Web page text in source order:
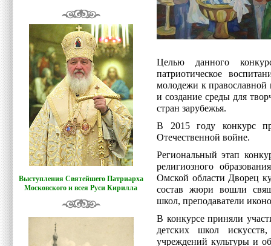
Выступления Святейшего Патриарха
Московского и всея Руси Кирилла
Целью данного
патриотическое
молодежи к православной
и создание среды для
стран зарубежья.
В 2015 году конкурс
Отечественной войне.
Региональный этап
религиозного
Омской области Дворец
состав жюри вошли
школ, преподаватели
В конкурсе приняли
детских школ
учреждений культуры и